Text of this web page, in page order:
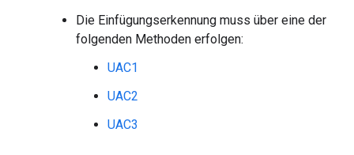
Die Einfügungserkennung muss über eine der
folgenden Methoden erfolgen:
UAC1
UAC2
UAC3